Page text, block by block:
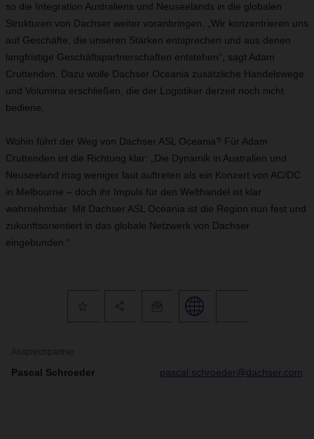
so die Integration Australiens und Neuseelands in die globalen
Strukturen von Dachser weiter voranbringen. „Wir konzentrieren uns
auf Geschäfte, die unseren Stärken entsprechen und aus denen
langfristige Geschäftspartnerschaften entstehen“, sagt Adam
Cruttenden. Dazu wolle Dachser Oceania zusätzliche Handelswege
und Volumina erschließen, die der Logistiker derzeit noch nicht
bediene.
Wohin führt der Weg von Dachser ASL Oceania? Für Adam
Cruttenden ist die Richtung klar: „Die Dynamik in Australien und
Neuseeland mag weniger laut auftreten als ein Konzert von AC/DC
in Melbourne – doch ihr Impuls für den Welthandel ist klar
wahrnehmbar. Mit Dachser ASL Oceania ist die Region nun fest und
zukunftsorientiert in das globale Netzwerk von Dachser
eingebunden.“
Ansprechpartner
Pascal Schroeder pascal.schroeder@dachser.com